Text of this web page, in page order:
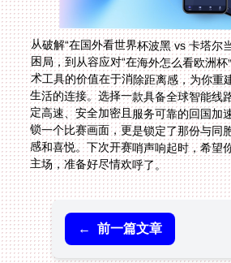
从破解“在国外看世界杯波黑 vs 卡塔尔
困局，到从容应对“在海外怎么看欧洲杯
术工具的价值在于消除距离感，为你重
生活的连接。选择一款具备全球智能线
定高速、安全加密且服务可靠的回国加
锁一个比赛画面，更是锁定了那份与同
感和喜悦。下次开赛哨声响起时，希望
主场，准备好尽情欢呼了。
← 前一篇文章